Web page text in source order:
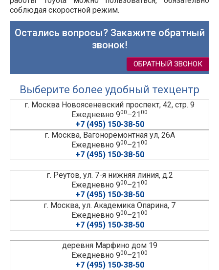
соблюдая скоростной режим.
Остались вопросы? Закажите обратный
звонок!
ОБРАТНЫЙ ЗВОНОК
Выберите более удобный техцентр
г. Москва Новоясеневский проспект, 42, стр. 9
Ежедневно 900–2100
+7 (495) 150-38-50
г. Москва, Вагоноремонтная ул, 26А
Ежедневно 900–2100
+7 (495) 150-38-50
г. Реутов, ул. 7-я нижняя линия, д.2
Ежедневно 900–2100
+7 (495) 150-38-50
г. Москва, ул. Академика Опарина, 7
Ежедневно 900–2100
+7 (495) 150-38-50
деревня Марфино дом 19
Ежедневно 900–2100
+7 (495) 150-38-50